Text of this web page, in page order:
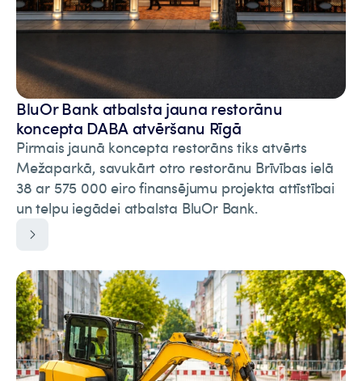
BluOr Bank atbalsta jauna restorānu
koncepta DABA atvēršanu Rīgā
Pirmais jaunā koncepta restorāns tiks atvērts
Mežaparkā, savukārt otro restorānu Brīvības ielā
38 ar 575 000 eiro finansējumu projekta attīstībai
un telpu iegādei atbalsta BluOr Bank.